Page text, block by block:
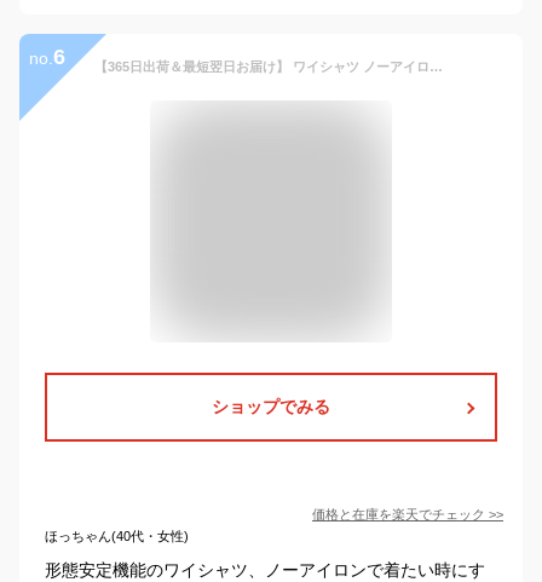
no. 6 【365日出荷＆最短翌日お届け】 ワイシャツ ノーアイロン 白 長袖 形態安定 透けにくい UVカット ストレッチ レギュラー衿 ワイドカラー ボタンダウン メンズ ドレスシャツ Yシャツ カッターシャツ ビジネス ニットシャツ シャツ 春夏 SHIRTS MART シャツマート
ショップでみる
価格と在庫を楽天でチェック >>
ほっちゃん(40代・女性)
形態安定機能のワイシャツ、ノーアイロンで着たい時にす